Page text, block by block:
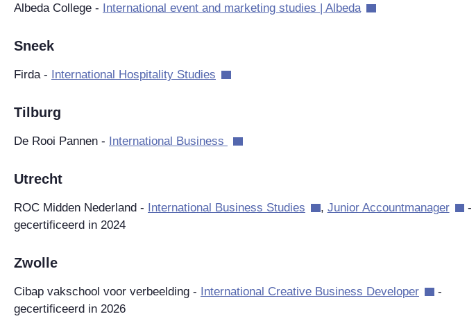
Albeda College - International event and marketing studies | Albeda
Sneek
Firda - International Hospitality Studies
Tilburg
De Rooi Pannen - International Business
Utrecht
ROC Midden Nederland - International Business Studies , Junior Accountmanager
-
gecertificeerd in 2024
Zwolle
Cibap vakschool voor verbeelding - International Creative Business Developer
-
gecertificeerd in 2026